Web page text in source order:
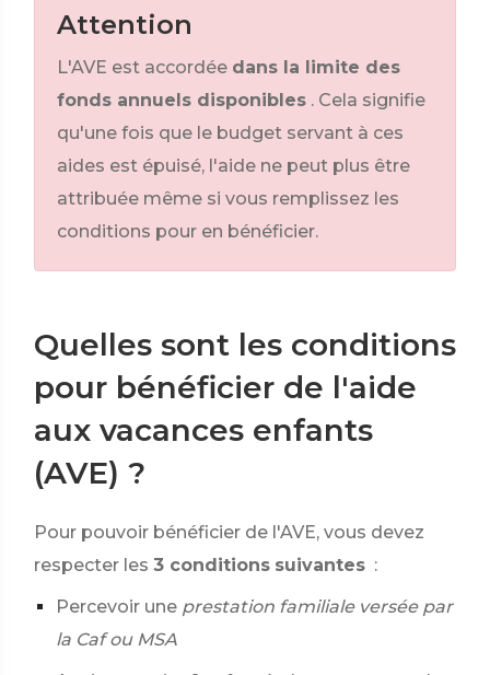
Attention
L'AVE est accordée dans la limite des
fonds annuels disponibles . Cela signifie
qu'une fois que le budget servant à ces
aides est épuisé, l'aide ne peut plus être
attribuée même si vous remplissez les
conditions pour en bénéficier.
Quelles sont les conditions
pour bénéficier de l'aide
aux vacances enfants
(AVE) ?
Pour pouvoir bénéficier de l'AVE, vous devez
respecter les 3 conditions suivantes :
Percevoir une prestation familiale versée par
la Caf ou MSA